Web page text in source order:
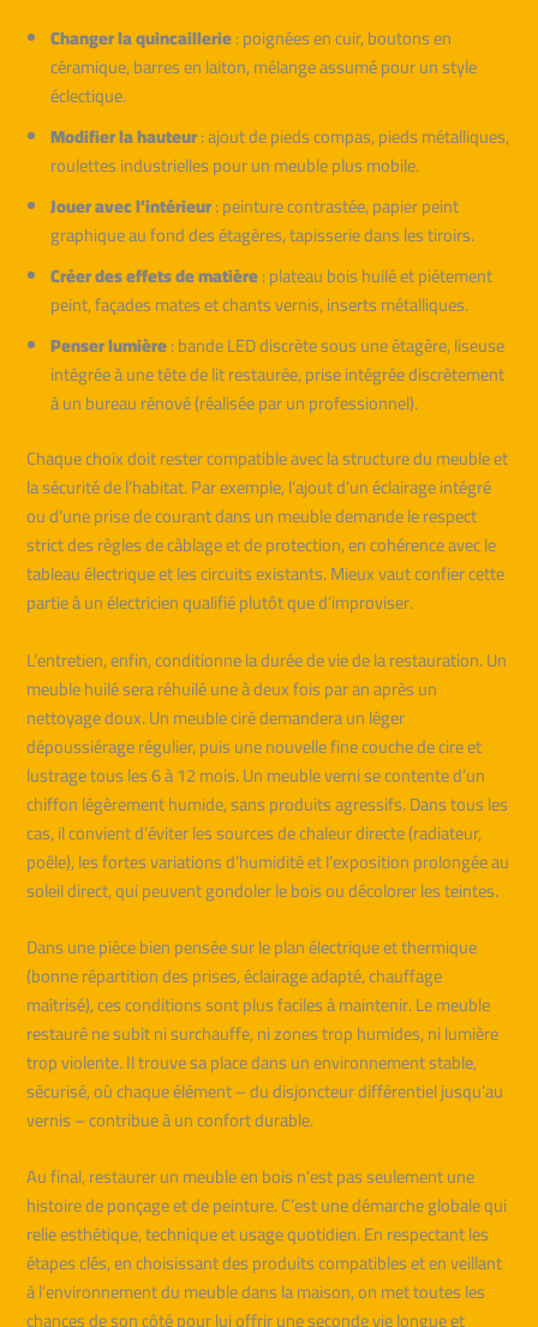
Changer la quincaillerie: poignées en cuir, boutons en
céramique, barres en laiton, mélange assumé pour un style
éclectique.
Modifier la hauteur: ajout de pieds compas, pieds métalliques,
roulettes industrielles pour un meuble plus mobile.
Jouer avec l’intérieur: peinture contrastée, papier peint
graphique au fond des étagères, tapisserie dans les tiroirs.
Créer des effets de matière: plateau bois huilé et piétement
peint, façades mates et chants vernis, inserts métalliques.
Penser lumière: bande LED discrète sous une étagère, liseuse
intégrée à une tête de lit restaurée, prise intégrée discrètement
à un bureau rénové (réalisée par un professionnel).
Chaque choix doit rester compatible avec la structure du meuble et
la sécurité de l’habitat. Par exemple, l’ajout d’un éclairage intégré
ou d’une prise de courant dans un meuble demande le respect
strict des règles de câblage et de protection, en cohérence avec le
tableau électrique et les circuits existants. Mieux vaut confier cette
partie à un électricien qualifié plutôt que d’improviser.
L’entretien, enfin, conditionne la durée de vie de la restauration. Un
meuble huilé sera réhuilé une à deux fois par an après un
nettoyage doux. Un meuble ciré demandera un léger
dépoussiérage régulier, puis une nouvelle fine couche de cire et
lustrage tous les 6 à 12 mois. Un meuble verni se contente d’un
chiffon légèrement humide, sans produits agressifs. Dans tous les
cas, il convient d’éviter les sources de chaleur directe (radiateur,
poêle), les fortes variations d’humidité et l’exposition prolongée au
soleil direct, qui peuvent gondoler le bois ou décolorer les teintes.
Dans une pièce bien pensée sur le plan électrique et thermique
(bonne répartition des prises, éclairage adapté, chauffage
maîtrisé), ces conditions sont plus faciles à maintenir. Le meuble
restauré ne subit ni surchauffe, ni zones trop humides, ni lumière
trop violente. Il trouve sa place dans un environnement stable,
sécurisé, où chaque élément – du disjoncteur différentiel jusqu’au
vernis – contribue à un confort durable.
Au final, restaurer un meuble en bois n’est pas seulement une
histoire de ponçage et de peinture. C’est une démarche globale qui
relie esthétique, technique et usage quotidien. En respectant les
étapes clés, en choisissant des produits compatibles et en veillant
à l’environnement du meuble dans la maison, on met toutes les